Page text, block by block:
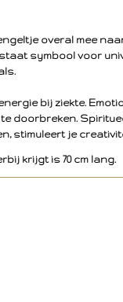
overal mee
symbool voor
bij ziekte.
doorbreken.
stimuleert je
krijgt is 70 cm lang.